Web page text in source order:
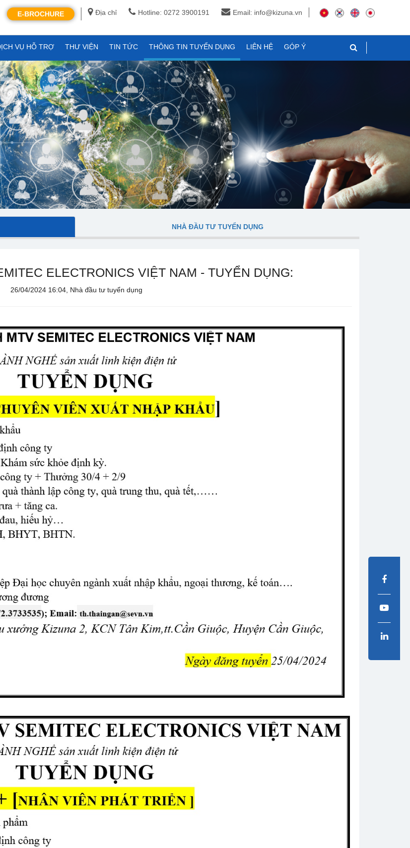
Địa chỉ Hotline: 0272 3900191 Email: info@kizuna.vn
E-BROCHURE
VỤ HỖ TRỢ THƯ VIỆN TIN TỨC THÔNG TIN TUYỂN DỤNG LIÊN HỆ GÓP Ý
NHÀ ĐẦU TƯ TUYỂN DỤNG
ELECTRONICS VIỆT NAM - TUYỂN DỤNG:
26/04/2024 16:04, Nhà đầu tư tuyển dụng